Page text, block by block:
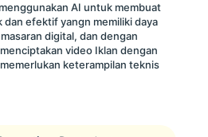
AI untuk membuat
dan efektif yangn memiliki daya
digital, dan dengan
video Iklan dengan
keterampilan teknis